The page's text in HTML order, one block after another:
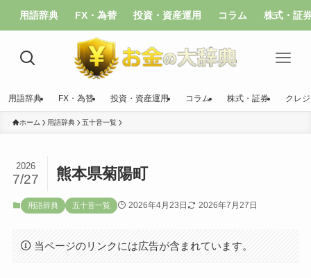
用語辞典 FX・為替 投資・資産運用 コラム 株式・証
用語辞典 FX・為替 投資・資産運用 コラム 株式・証券 クレ
ホーム 用語辞典 五十音一覧
熊本県菊陽町
2026
7/27
用語辞典 五十音一覧 2026年4月23日 2026年7月27日
当ページのリンクには広告が含まれています。